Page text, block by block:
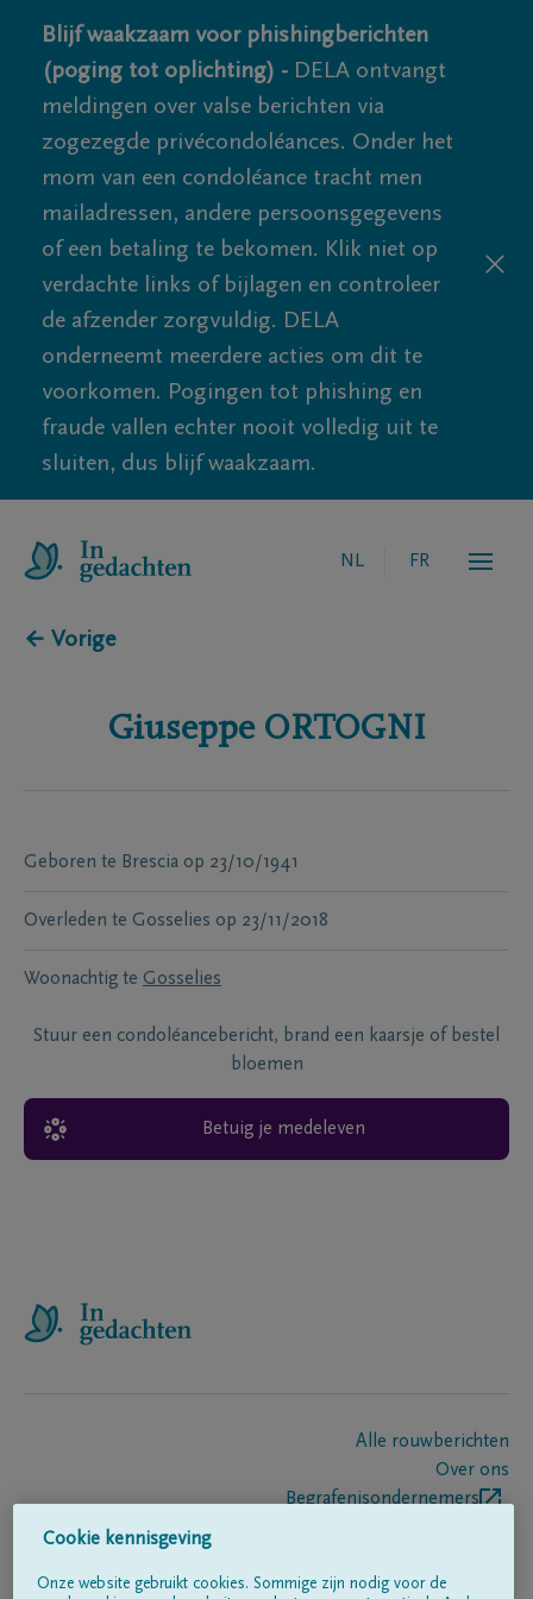
Blijf waakzaam voor phishingberichten
(poging tot oplichting) - DELA ontvangt
meldingen over valse berichten via
zogezegde privécondoléances. Onder het
mom van een condoléance tracht men
mailadressen, andere persoonsgegevens
of een betaling te bekomen. Klik niet op
verdachte links of bijlagen en controleer
de afzender zorgvuldig. DELA
onderneemt meerdere acties om dit te
voorkomen. Pogingen tot phishing en
fraude vallen echter nooit volledig uit te
sluiten, dus blijf waakzaam.
NL FR
← Vorige
Giuseppe ORTOGNI
Geboren te Brescia op 23/10/1941
Overleden te Gosselies op 23/11/2018
Woonachtig te Gosselies
Stuur een condoléancebericht, brand een kaarsje of bestel
bloemen
Betuig je medeleven
Alle rouwberichten
Over ons
Begrafenisondernemers
Cookie kennisgeving
Onze website gebruikt cookies. Sommige zijn nodig voor de